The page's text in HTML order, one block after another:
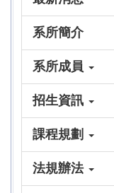
系所簡介
系所成員
招生資訊
課程規劃
法規辦法